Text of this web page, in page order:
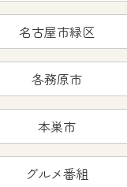
名古屋市緑区
各務原市
本巣市
グルメ番組